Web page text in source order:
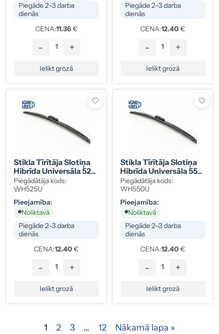
Piegāde 2–3 darba
dienās
CENA:11.36€
- +
Ielikt grozā
Piegāde 2–3 darba
dienās
CENA:12.40 €
- +
Ielikt grozā
Stikla Tīrītāja Slotiņa
Hibrīda Universāla 525
Mm
Piegādātāja kods:
WH525U
Pieejamība:
Noliktavā
Piegāde 2–3 darba
dienās
CENA:12.40 €
- +
Ielikt grozā
Stikla Tīrītāja Slotiņa
Hibrīda Universāla 550
Mm
Piegādātāja kods:
WH550U
Pieejamība:
Noliktavā
Piegāde 2–3 darba
dienās
CENA:12.40 €
- +
Ielikt grozā
1 2 3 … 12 Nākamā lapa »